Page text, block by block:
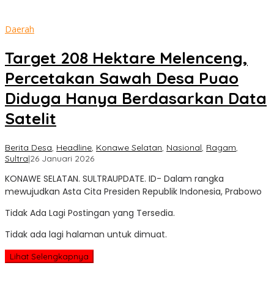
Daerah
Target 208 Hektare Melenceng,
Percetakan Sawah Desa Puao
Diduga Hanya Berdasarkan Data
Satelit
Berita Desa, Headline, Konawe Selatan, Nasional, Ragam,
Sultra|26 Januari 2026oleh
Update
KONAWE SELATAN. SULTRAUPDATE. ID- Dalam rangka
mewujudkan Asta Cita Presiden Republik Indonesia, Prabowo
Tidak Ada Lagi Postingan yang Tersedia.
Tidak ada lagi halaman untuk dimuat.
Lihat Selengkapnya